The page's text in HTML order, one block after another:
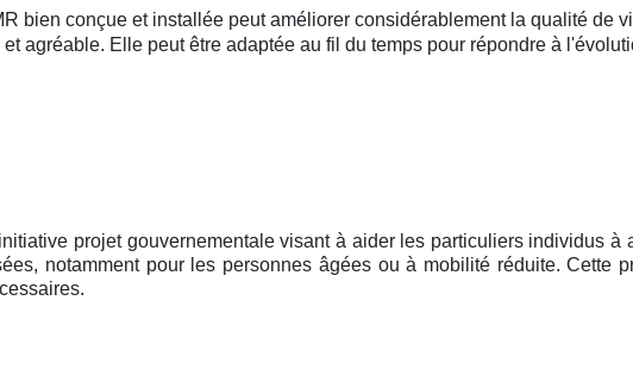
bien conçue et installée peut améliorer considérablement la qualité de
agréable. Elle peut être adaptée au fil du temps pour répondre à
projet gouvernementale visant à aider les particuliers individus
notamment pour les personnes âgées ou à mobilité réduite. Cette